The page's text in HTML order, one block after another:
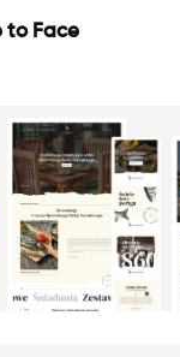
to Face